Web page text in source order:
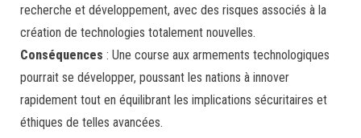
recherche et développement, avec des risques associés à la
création de technologies totalement nouvelles.
Conséquences : Une course aux armements technologiques
pourrait se développer, poussant les nations à innover
rapidement tout en équilibrant les implications sécuritaires et
éthiques de telles avancées.